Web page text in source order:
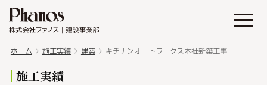
ホーム 施工実績 建築 キチナンオートワークス本社新築工事
施工実績